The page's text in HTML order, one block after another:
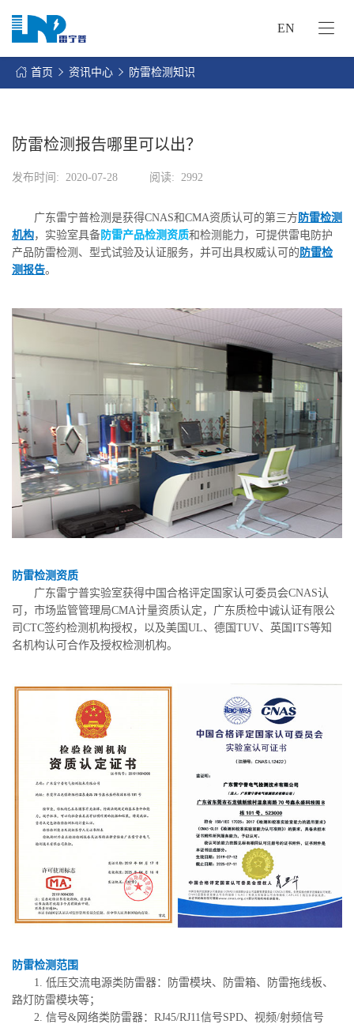
EN
首页 资讯中心 防雷检测知识
防雷检测报告哪里可以出？
发布时间: 2020-07-28 阅读: 2992
广东雷宁普检测是获得CNAS和CMA资质认可的第三方 防雷检测
机构，实验室具备防雷产品检测资质和检测能力，可提供雷电防护
产品防雷检测、型式试验及认证服务，并可出具权威认可的 防雷检
测报告。
防雷检测资质
广东雷宁普实验室获得中国合格评定国家认可委员会CNAS认
可，市场监管管理局CMA计量资质认定，广东质检中诚认证有限公
司CTC签约检测机构授权，以及美国UL、德国TUV、英国ITS等知
名机构认可合作及授权检测机构。
防雷检测范围
1. 低压交流电源类防雷器：防雷模块、防雷箱、防雷拖线板、
路灯防雷模块等；
2. 信号&网络类防雷器：RJ45/RJ11信号SPD、视频/射频信号
网
的
服
资
讯
中
系